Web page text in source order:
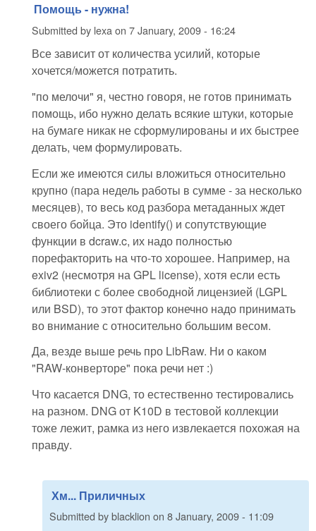
Помощь - нужна!
Submitted by lexa on 7 January, 2009 - 16:24
Все зависит от количества усилий, которые
хочется/можется потратить.
"по мелочи" я, честно говоря, не готов принимать
помощь, ибо нужно делать всякие штуки, которые
на бумаге никак не сформулированы и их быстрее
делать, чем формулировать.
Если же имеются силы вложиться относительно
крупно (пара недель работы в сумме - за несколько
месяцев), то весь код разбора метаданных ждет
своего бойца. Это identify() и сопутствующие
функции в dcraw.c, их надо полностью
порефакторить на что-то хорошее. Например, на
exiv2 (несмотря на GPL license), хотя если есть
библиотеки с более свободной лицензией (LGPL
или BSD), то этот фактор конечно надо принимать
во внимание с относительно большим весом.
Да, везде выше речь про LibRaw. Ни о каком
"RAW-конверторе" пока речи нет :)
Что касается DNG, то естественно тестировались
на разном. DNG от K10D в тестовой коллекции
тоже лежит, рамка из него извлекается похожая на
правду.
Хм... Приличных
Submitted byblacklion on 8 January, 2009 - 11:09